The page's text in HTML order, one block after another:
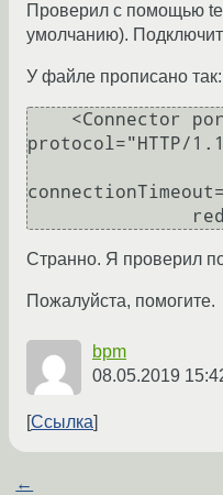
Проверил с помощью
умолчанию).
У файле прописано так:
protocol="HTTP/
Странно. Я проверил
Пожалуйста, помогите.
bpm
08.05.2019
Ссылка
←